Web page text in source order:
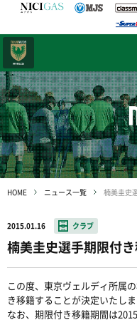
HOME ニュース一覧
2015.01.16 クラブ
楠美圭史選手期限付
この度、東京ヴェルディ所属
き移籍することが決定いたし
なお、期限付き移籍期間は